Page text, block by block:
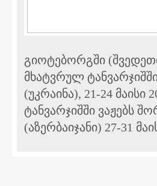
გიოტებორგში
მხატვრულ
(უკრაინა), 21-24
ტანვარჯიშში ვაჟებს
(აზერბაიჯანი) 27-31